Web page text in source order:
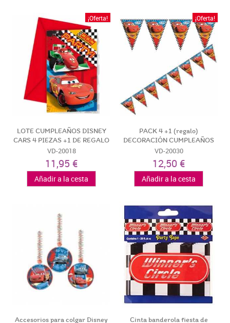
¡Oferta!
LOTE CUMPLEAÑOS DISNEY
CARS 4 PIEZAS +1 DE REGALO
VD-20018
11,95 €
Añadir a la cesta
¡Oferta!
PACK 4 +1 (regalo)
DECORACIÓN CUMPLEAÑOS
DISNEY CARS
VD-20030
12,50 €
Añadir a la cesta
Accesorios para colgar Disney
Cinta banderola fiesta de